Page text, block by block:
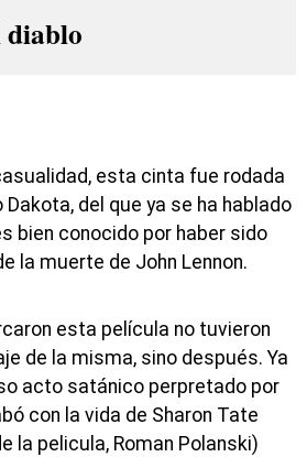
diablo
esta cinta fue rodada
del que ya se ha hablado
bien conocido por haber sido
la muerte de John Lennon.
esta película no tuvieron
de la misma, sino después. Ya
acto satánico perpretado por
con la vida de Sharon Tate
la pelicula, Roman Polanski)